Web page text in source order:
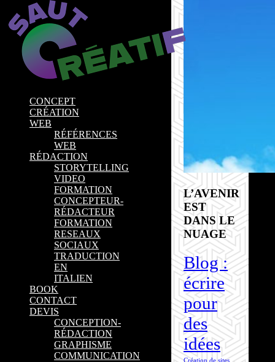
L’AVENIR
EST
DANS LE
NUAGE
Blog :
écrire
pour
des
idées
Création de sites
CONCEPT
CRÉATION
WEB
RÉFÉRENCES
WEB
RÉDACTION
STORYTELLING
VIDEO
FORMATION
CONCEPTEUR-
RÉDACTEUR
FORMATION
RESEAUX
SOCIAUX
TRADUCTION
EN
ITALIEN
BOOK
CONTACT
DEVIS
CONCEPTION-
RÉDACTION
GRAPHISME
COMMUNICATION